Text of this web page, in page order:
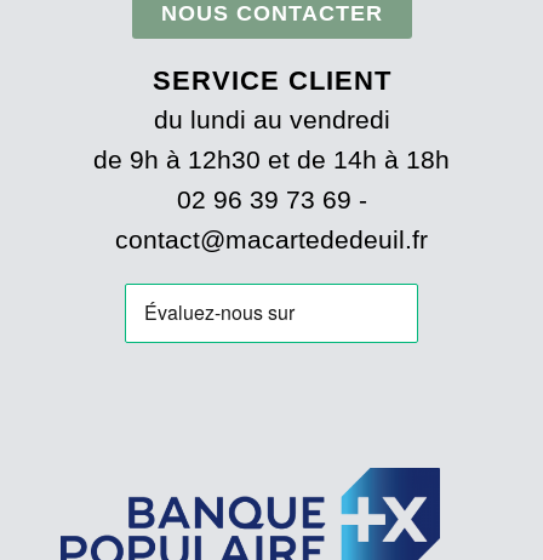
NOUS CONTACTER
SERVICE CLIENT
du lundi au vendredi
de 9h à 12h30 et de 14h à 18h
02 96 39 73 69 -
contact@macartededeuil.fr